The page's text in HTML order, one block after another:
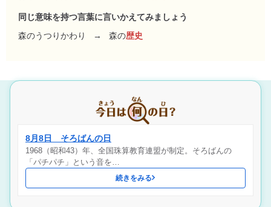
同じ意味を持つ言葉に言いかえてみましょう
森のうつりかわり
→ 森の歴史
8月8日 そろばんの日
1968（昭和43）年、全国珠算教育連盟が制定。そろばんの
「パチパチ」という音を…
続きをみる